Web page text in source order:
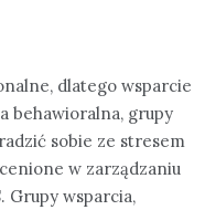
dlatego wsparcie
behawioralna, grupy
sobie ze stresem
w zarządzaniu
Grupy wsparcia,